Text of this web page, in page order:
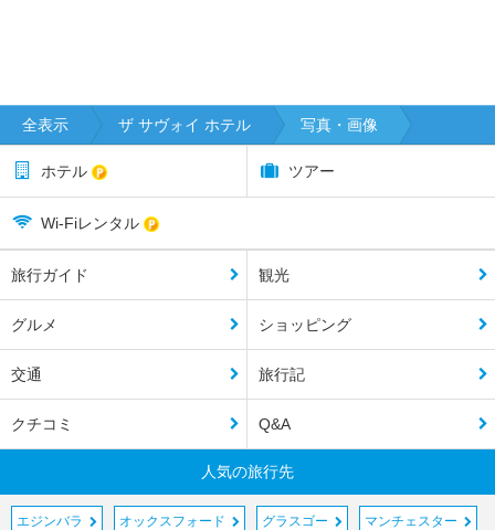
全表示 ザ サヴォイ ホテル 写真・画像
ホテル ツアー
Wi-Fiレンタル
旅行ガイド 観光
グルメ ショッピング
交通 旅行記
クチコミ Q&A
人気の旅行先
エジンバラ オックスフォード グラスゴー マンチェスター